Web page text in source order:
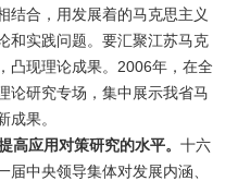
结合，用发展着的马克思主义
和实践问题。要汇聚江苏马克
凸现理论成果。2006年，在全
论研究专场，集中展示我省马
成果。
高应用对策研究的水平。 十六
中央领导集体对发展内涵、